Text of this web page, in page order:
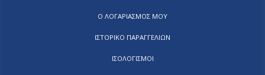
Ο ΛΟΓΑΡΙΑΣΜΟΣ ΜΟΥ
ΙΣΤΟΡΙΚΟ ΠΑΡΑΓΓΕΛΙΩΝ
ΙΣΟΛΟΓΙΣΜΟΙ